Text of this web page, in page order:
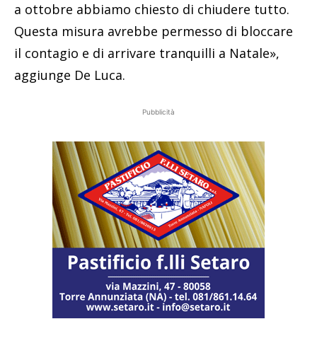
a ottobre abbiamo chiesto di chiudere tutto.
Questa misura avrebbe permesso di bloccare
il contagio e di arrivare tranquilli a Natale»,
aggiunge De Luca.
Pubblicità